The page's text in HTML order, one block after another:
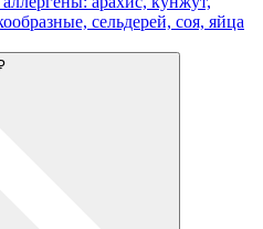
сельдерей, соя, яйца